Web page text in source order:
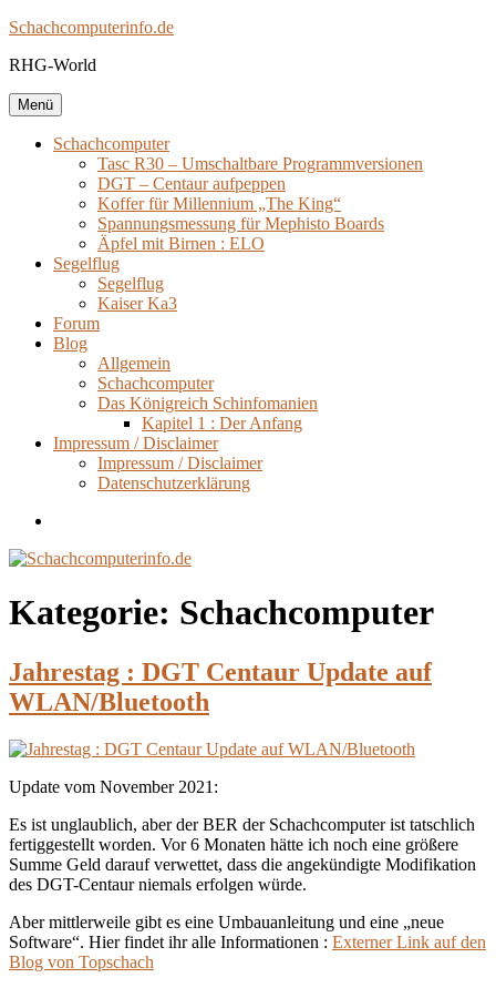
Zum
springen
Schachcomputerinfo.de
RHG-World
Menü
Schachcomputer
Tasc R30 – Umschaltbare Programmversionen
DGT – Centaur aufpeppen
Koffer für Millennium „The King“
Spannungsmessung für Mephisto Boards
Äpfel mit Birnen : ELO
Segelflug
Segelflug
Kaiser Ka3
Forum
Blog
Allgemein
Schachcomputer
Das Königreich Schinfomanien
Kapitel 1 : Der Anfang
Impressum / Disclaimer
Impressum / Disclaimer
Datenschutzerklärung
Disclaimer
Kategorie: Schachcomputer
Jahrestag : DGT Centaur Update auf
WLAN/Bluetooth
Update vom November 2021:
Es ist unglaublich, aber der BER der Schachcomputer ist tatschlich
fertiggestellt worden. Vor 6 Monaten hätte ich noch eine größere
Summe Geld darauf verwettet, dass die angekündigte Modifikation
des DGT-Centaur niemals erfolgen würde.
Aber mittlerweile gibt es eine Umbauanleitung und eine „neue
Software“. Hier findet ihr alle Informationen : Externer Link auf den
Blog von Topschach